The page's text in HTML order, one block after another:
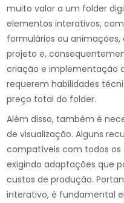
muito valor a um folder
elementos interativos,
formulários ou
projeto e,
criação e implementação
requerem habilidades
preço total do folder.
Além disso, também é
de visualização. Alguns
compatíveis com todos os
exigindo adaptações que
custos de produção.
interativo, é fundamental